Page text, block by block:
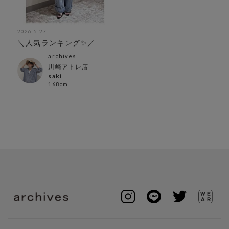
2026-5-27
＼人気ランキング✨／
archives
川崎アトレ店
saki
168cm